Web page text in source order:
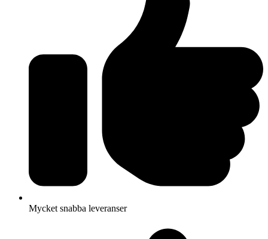
Mycket snabba leveranser